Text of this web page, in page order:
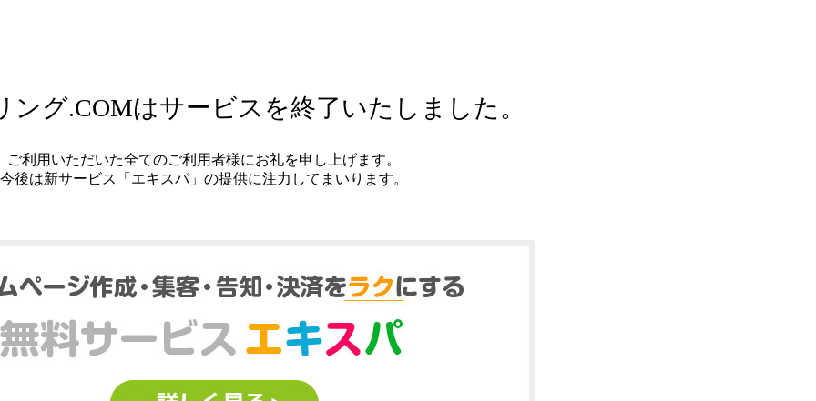
ング.COMはサービスを終了いたしました。
ご利用いただいた全てのご利用者様にお礼を申し上げます。
今後は新サービス「エキスパ」の提供に注力してまいります。